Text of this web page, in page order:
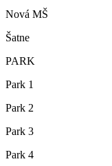
Nová MŠ
Šatne
PARK
Park 1
Park 2
Park 3
Park 4